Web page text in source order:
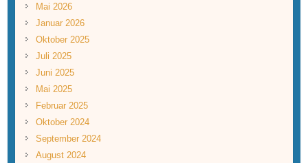
Mai 2026
Januar 2026
Oktober 2025
Juli 2025
Juni 2025
Mai 2025
Februar 2025
Oktober 2024
September 2024
August 2024